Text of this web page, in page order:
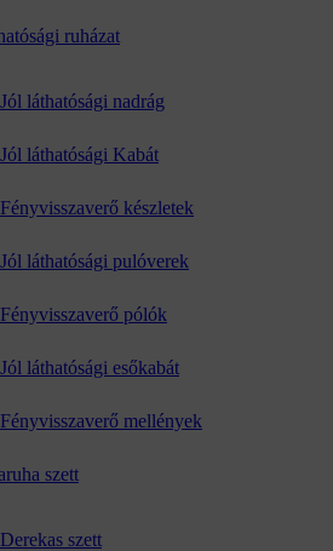
ruházat
Jól láthatósági nadrág
Jól láthatósági Kabát
Fényvisszaverő készletek
Jól láthatósági pulóverek
Fényvisszaverő pólók
Jól láthatósági esőkabát
Fényvisszaverő mellények
szett
Derekas szett